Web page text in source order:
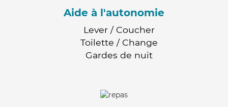
Aide à l'autonomie
Lever / Coucher
Toilette / Change
Gardes de nuit